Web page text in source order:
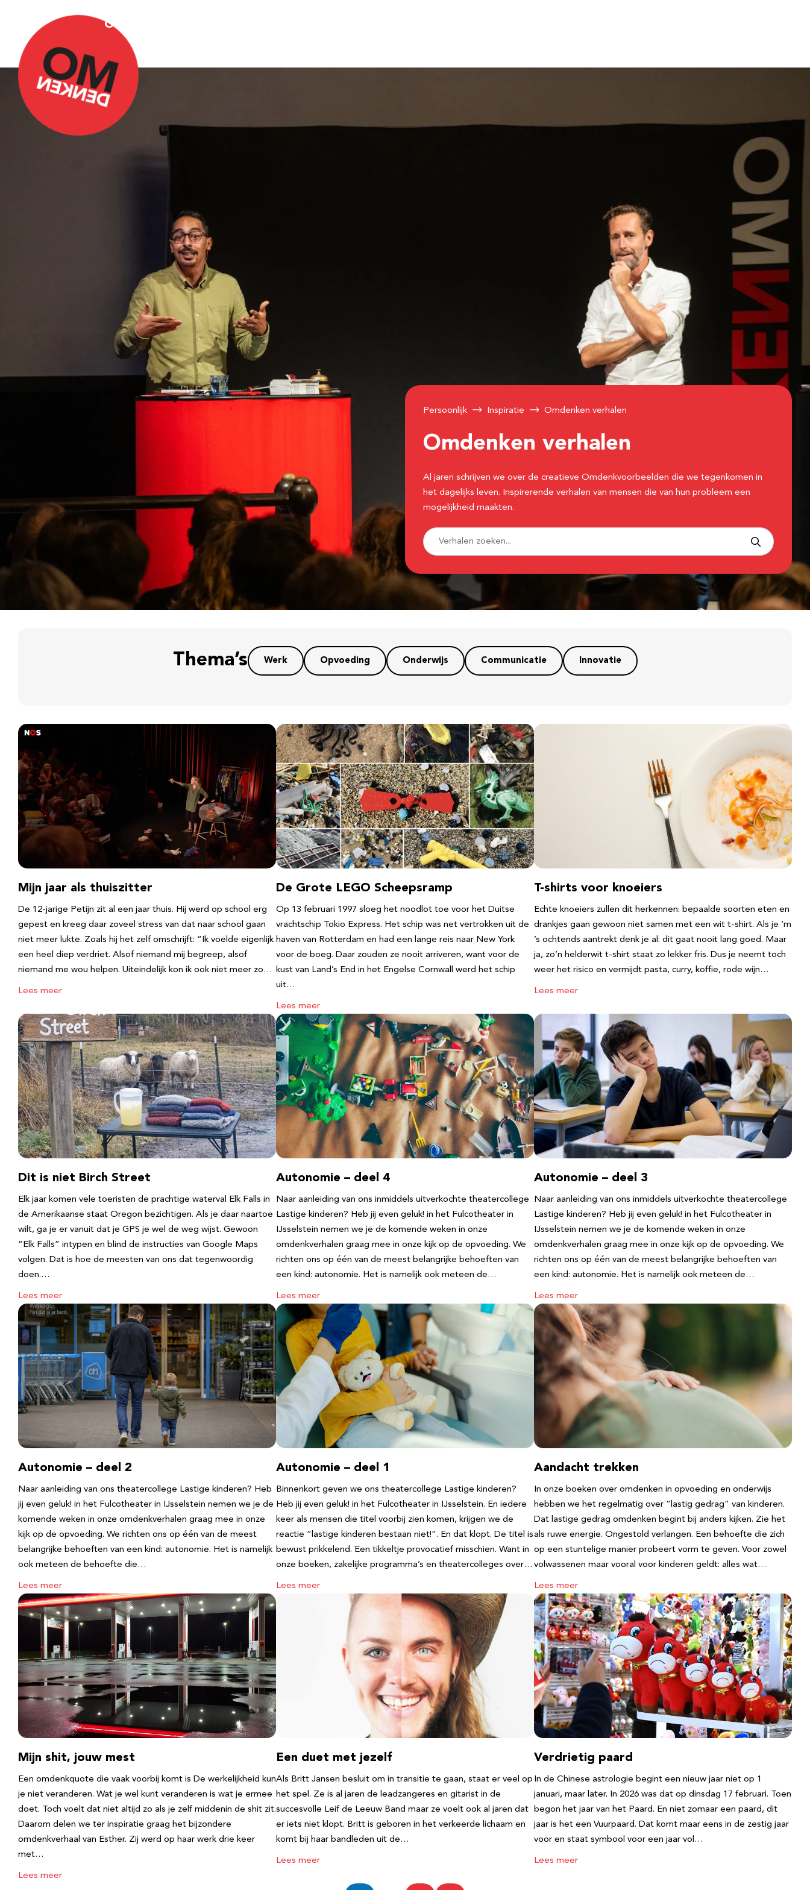
Over Omdenken
Persoonlijk Inspiratie Omdenken verhalen
Omdenken verhalen
Al jaren schrijven we over de creatieve Omdenkvoorbeelden die we tegenkomen in
het dagelijks leven. Inspirerende verhalen van mensen die van hun probleem een
mogelijkheid maakten.
Thema’s Werk Opvoeding Onderwijs Communicatie Innovatie
Mijn jaar als thuiszitter
De 12-jarige Petijn zit al een jaar thuis. Hij werd op school erg
gepest en kreeg daar zoveel stress van dat naar school gaan
niet meer lukte. Zoals hij het zelf omschrijft: “Ik voelde eigenlijk
een heel diep verdriet. Alsof niemand mij begreep, alsof
niemand me wou helpen. Uiteindelijk kon ik ook niet meer zo…
Lees meer
De Grote LEGO Scheepsramp
Op 13 februari 1997 sloeg het noodlot toe voor het Duitse
vrachtschip Tokio Express. Het schip was net vertrokken uit de
haven van Rotterdam en had een lange reis naar New York
voor de boeg. Daar zouden ze nooit arriveren, want voor de
kust van Land’s End in het Engelse Cornwall werd het schip
uit…
Lees meer
T-shirts voor knoeiers
Echte knoeiers zullen dit herkennen: bepaalde soorten eten en
drankjes gaan gewoon niet samen met een wit t-shirt. Als je ‘m
’s ochtends aantrekt denk je al: dit gaat nooit lang goed. Maar
ja, zo’n helderwit t-shirt staat zo lekker fris. Dus je neemt toch
weer het risico en vermijdt pasta, curry, koffie, rode wijn…
Lees meer
Dit is niet Birch Street
Elk jaar komen vele toeristen de prachtige waterval Elk Falls in
de Amerikaanse staat Oregon bezichtigen. Als je daar naartoe
wilt, ga je er vanuit dat je GPS je wel de weg wijst. Gewoon
“Elk Falls” intypen en blind de instructies van Google Maps
volgen. Dat is hoe de meesten van ons dat tegenwoordig
doen.…
Lees meer
Autonomie – deel 4
Naar aanleiding van ons inmiddels uitverkochte theatercollege
Lastige kinderen? Heb jij even geluk! in het Fulcotheater in
IJsselstein nemen we je de komende weken in onze
omdenkverhalen graag mee in onze kijk op de opvoeding. We
richten ons op één van de meest belangrijke behoeften van
een kind: autonomie. Het is namelijk ook meteen de…
Lees meer
Autonomie – deel 3
Naar aanleiding van ons inmiddels uitverkochte theatercollege
Lastige kinderen? Heb jij even geluk! in het Fulcotheater in
IJsselstein nemen we je de komende weken in onze
omdenkverhalen graag mee in onze kijk op de opvoeding. We
richten ons op één van de meest belangrijke behoeften van
een kind: autonomie. Het is namelijk ook meteen de…
Lees meer
Autonomie – deel 2
Naar aanleiding van ons theatercollege Lastige kinderen? Heb
jij even geluk! in het Fulcotheater in IJsselstein nemen we je de
komende weken in onze omdenkverhalen graag mee in onze
kijk op de opvoeding. We richten ons op één van de meest
belangrijke behoeften van een kind: autonomie. Het is namelijk
ook meteen de behoefte die…
Lees meer
Autonomie – deel 1
Binnenkort geven we ons theatercollege Lastige kinderen?
Heb jij even geluk! in het Fulcotheater in IJsselstein. En iedere
keer als mensen die titel voorbij zien komen, krijgen we de
reactie “lastige kinderen bestaan niet!”. En dat klopt. De titel is
bewust prikkelend. Een tikkeltje provocatief misschien. Want in
onze boeken, zakelijke programma’s en theatercolleges over…
Lees meer
Aandacht trekken
In onze boeken over omdenken in opvoeding en onderwijs
hebben we het regelmatig over “lastig gedrag” van kinderen.
Dat lastige gedrag omdenken begint bij anders kijken. Zie het
als ruwe energie. Ongestold verlangen. Een behoefte die zich
op een stuntelige manier probeert vorm te geven. Voor zowel
volwassenen maar vooral voor kinderen geldt: alles wat…
Lees meer
Mijn shit, jouw mest
Een omdenkquote die vaak voorbij komt is De werkelijkheid kun
je niet veranderen. Wat je wel kunt veranderen is wat je ermee
doet. Toch voelt dat niet altijd zo als je zelf middenin de shit zit.
Daarom delen we ter inspiratie graag het bijzondere
omdenkverhaal van Esther. Zij werd op haar werk drie keer
met…
Lees meer
Een duet met jezelf
Als Britt Jansen besluit om in transitie te gaan, staat er veel op
het spel. Ze is al jaren de leadzangeres en gitarist in de
succesvolle Leif de Leeuw Band maar ze voelt ook al jaren dat
er iets niet klopt. Britt is geboren in het verkeerde lichaam en
komt bij haar bandleden uit de…
Lees meer
Verdrietig paard
In de Chinese astrologie begint een nieuw jaar niet op 1
januari, maar later. In 2026 was dat op dinsdag 17 februari. Toen
begon het jaar van het Paard. En niet zomaar een paard, dit
jaar is het een Vuurpaard. Dat komt maar eens in de zestig jaar
voor en staat symbool voor een jaar vol…
Lees meer